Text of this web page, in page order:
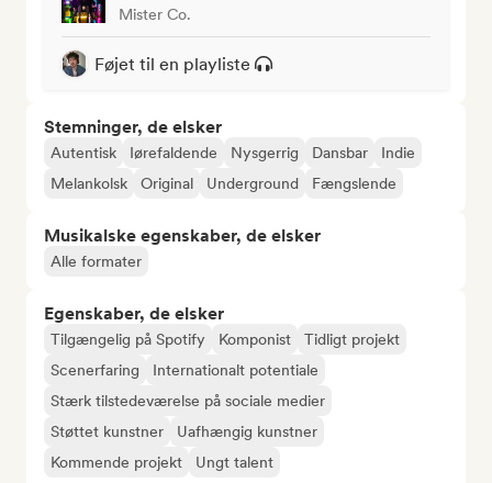
Mister Co.
Føjet til en playliste
Stemninger, de elsker
Autentisk Iørefaldende Nysgerrig Dansbar
Indie
Melankolsk
Original Underground Fængslende
Musikalske egenskaber, de elsker
Alle formater
Egenskaber, de elsker
Tilgængelig på Spotify Komponist
Tidligt projekt
Scenerfaring
Internationalt potentiale
Stærk tilstedeværelse på sociale medier
Støttet kunstner
Uafhængig kunstner
Kommende projekt
Ungt talent